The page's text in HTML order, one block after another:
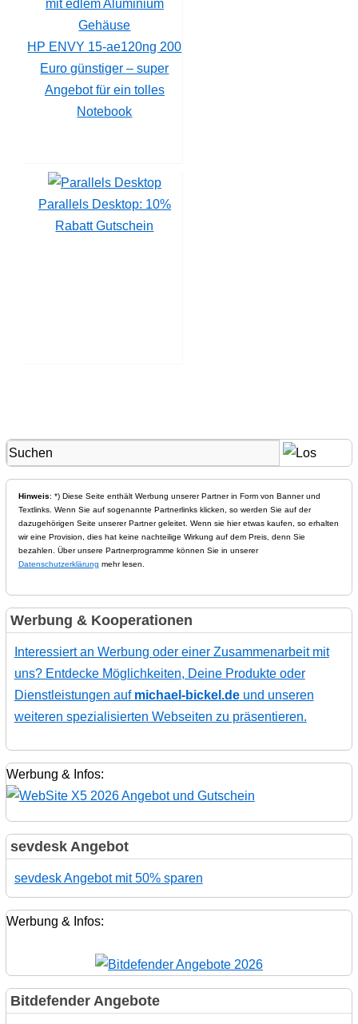
HP ENVY 15-ae120ng 200
Euro günstiger – super
Angebot für ein tolles
Notebook
Parallels Desktop: 10%
Rabatt Gutschein
Hinweis: *) Diese Seite enthält Werbung unserer Partner in Form von Banner und
Textlinks. Wenn Sie auf sogenannte Partnerlinks klicken, so werden Sie auf der
dazugehörigen Seite unserer Partner geleitet. Wenn sie hier etwas kaufen, so erhalten
wir eine Provision, dies hat keine nachteilige Wirkung auf dem Preis, denn Sie
bezahlen. Über unsere Partnerprogramme können Sie in unserer
Datenschutzerklärung mehr lesen.
Werbung & Kooperationen
Interessiert an Werbung oder einer Zusammenarbeit mit
uns? Entdecke Möglichkeiten, Deine Produkte oder
Dienstleistungen auf michael-bickel.deund unseren
weiteren spezialisierten Webseiten zu präsentieren.
Werbung & Infos:
sevdesk Angebot
sevdesk Angebot mit 50% sparen
Werbung & Infos:
Bitdefender Angebote